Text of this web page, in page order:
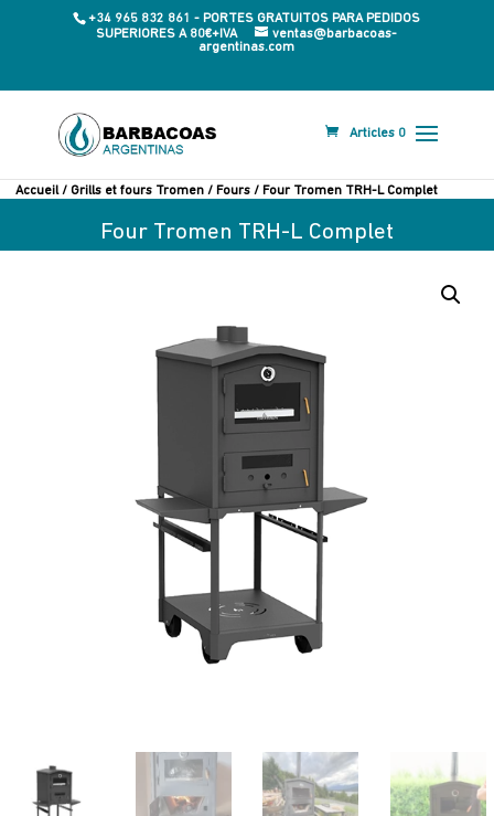
+34 965 832 861 - PORTES GRATUITOS PARA PEDIDOS
SUPERIORES A 80€+IVA
ventas@barbacoas-
argentinas.com
Articles 0
Accueil/ Grills et fours Tromen / Fours / Four Tromen TRH-L Complet
Four Tromen TRH-L Complet